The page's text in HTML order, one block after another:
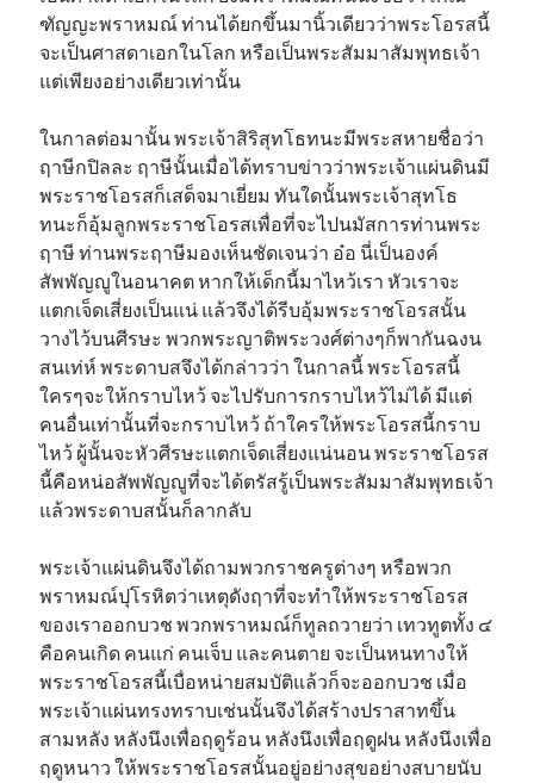
ฑัญญะพราหมณ์ ท่านได้ยกขึ้นมานิ้วเดียวว่าพระโอรสนี้
จะเป็นศาสดาเอกในโลก หรือเป็นพระสัมมาสัมพุทธเจ้า
แต่เพียงอย่างเดียวเท่านั้น
ในกาลต่อมานั้น พระเจ้าสิริสุทโธทนะมีพระสหายชื่อว่า
ฤาษีกปิลละ ฤาษีนั้นเมื่อได้ทราบข่าวว่าพระเจ้าแผ่นดินมี
พระราชโอรสก็เสด็จมาเยี่ยม ทันใดนั้นพระเจ้าสุทโธ
ทนะก็อุ้มลูกพระราชโอรสเพื่อที่จะไปนมัสการท่านพระ
ฤาษี ท่านพระฤาษีมองเห็นชัดเจนว่า อ๋อ นี่เป็นองค์
สัพพัญญูในอนาคต หากให้เด็กนี้มาไหว้เรา หัวเราจะ
แตกเจ็ดเสี่ยงเป็นแน่ แล้วจึงได้รีบอุ้มพระราชโอรสนั้น
วางไว้บนศีรษะ พวกพระญาติพระวงศ์ต่างๆก็พากันฉงน
สนเท่ห์ พระดาบสจึงได้กล่าวว่า ในกาลนี้ พระโอรสนี้
ใครๆจะให้กราบไหว้ จะไปรับการกราบไหว้ไม่ได้ มีแต่
คนอื่นเท่านั้นที่จะกราบไหว้ ถ้าใครให้พระโอรสนี้กราบ
ไหว้ ผู้นั้นจะหัวศีรษะแตกเจ็ดเสี่ยงแน่นอน พระราชโอรส
นี้คือหน่อสัพพัญญูที่จะได้ตรัสรู้เป็นพระสัมมาสัมพุทธเจ้า
แล้วพระดาบสนั้นก็ลากลับ
พระเจ้าแผ่นดินจึงได้ถามพวกราชครูต่างๆ หรือพวก
พราหมณ์ปุโรหิตว่าเหตุดังฤาที่จะทำให้พระราชโอรส
ของเราออกบวช พวกพราหมณ์ก็ทูลถวายว่า เทวทูตทั้ง ๔
คือคนเกิด คนแก่ คนเจ็บ และคนตาย จะเป็นหนทางให้
พระราชโอรสนี้เบื่อหน่ายสมบัติแล้วก็จะออกบวช เมื่อ
พระเจ้าแผ่นทรงทราบเช่นนั้นจึงได้สร้างปราสาทขึ้น
สามหลัง หลังนึงเพื่อฤดูร้อน หลังนึงเพื่อฤดูฝน หลังนึงเพื่อ
ฤดูหนาว ให้พระราชโอรสนั้นอยู่อย่างสุขอย่างสบายนับ